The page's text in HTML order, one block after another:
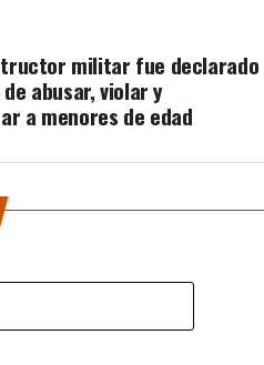
militar fue declarado
abusar, violar y
a menores de edad